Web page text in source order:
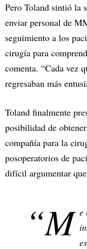
Pero Toland sintió la
enviar personal de
seguimiento a los
cirugía para
comenta. “Cada vez
regresaban más
Toland finalmente
posibilidad de
compañía para la
posoperatorios de
difícil argumentar
“M e